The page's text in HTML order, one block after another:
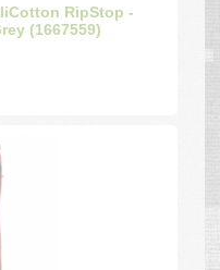
RipStop -
(1667559)